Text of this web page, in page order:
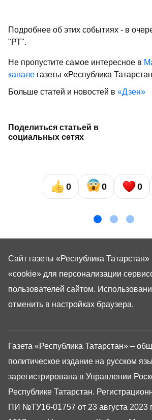
Подробнее об этих событиях - в
"РТ".
Не пропустите самое интересное в
канале газеты «Республика
Больше статей и новостей в «Дзен»
Поделиться статьей в
социальных сетях
0 0 0
Газета «Республика Татарстан» –
политическое издание на русском
зарегистрирована в Управлении
Республике Татарстан.
ПИ №ТУ16-01757 от 23 августа 2023
Сайт газеты «Республика Татарстан»
«cookie» для персонализации
пользователей сайтом.
отменить в настройках браузера.